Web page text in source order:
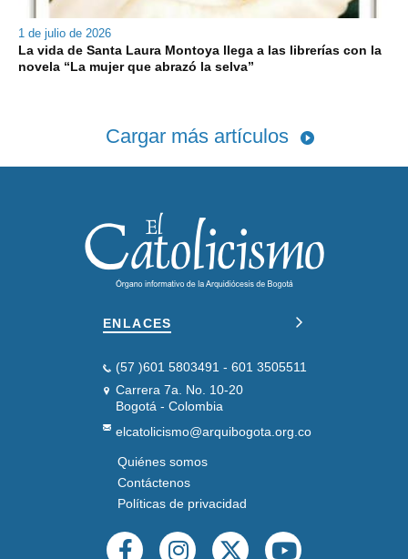
1 de julio de 2026
La vida de Santa Laura Montoya llega a las librerías con la
novela “La mujer que abrazó la selva”
Cargar más artículos
ENLACES
(57 )601 5803491 - 601 3505511
Carrera 7a. No. 10-20
Bogotá - Colombia
elcatolicismo@arquibogota.org.co
PIE
DE
PÁGINA
SEGUNDO
Quiénes somos
Contáctenos
Políticas de privacidad
REDES
SOCIALES